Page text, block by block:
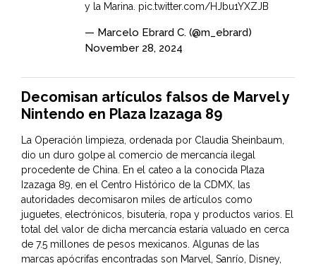
y la Marina. pic.twitter.com/HJbu1YXZJB
— Marcelo Ebrard C. (@m_ebrard)
November 28, 2024
Decomisan artículos falsos de Marvel y
Nintendo en Plaza Izazaga 89
La Operación limpieza, ordenada por Claudia Sheinbaum,
dio un duro golpe al comercio de mercancía ilegal
procedente de China. En el cateo a la conocida Plaza
Izazaga 89, en el Centro Histórico de la CDMX, las
autoridades decomisaron miles de artículos como
juguetes, electrónicos, bisutería, ropa y productos varios. El
total del valor de dicha mercancía estaría valuado en cerca
de 7.5 millones de pesos mexicanos. Algunas de las
marcas apócrifas encontradas son Marvel, Sanrío, Disney,